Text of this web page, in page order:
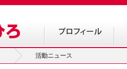
活動ニュース